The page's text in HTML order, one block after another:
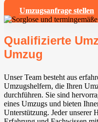
Umzugsanfrage stellen
Qualifizierte
Umzug
Unser Team besteht aus
Umzugshelfern, die Ihren
durchführen. Sie sind
eines Umzugs und bieten
Unterstützung. Jeder unserer